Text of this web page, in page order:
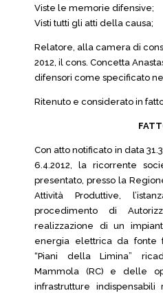
Viste le memorie difensive;
Visti tutti gli atti della causa;
Relatore, alla camera di
2012, il cons. Concetta
difensori come specificato
Ritenuto e considerato in
Con atto notificato in data
6.4.2012, la ricorrente
presentato, presso la
Attività Produttive,
procedimento di
realizzazione di un
energia elettrica da fonte
“Piani della Limina”
Mammola (RC) e delle
infrastrutture